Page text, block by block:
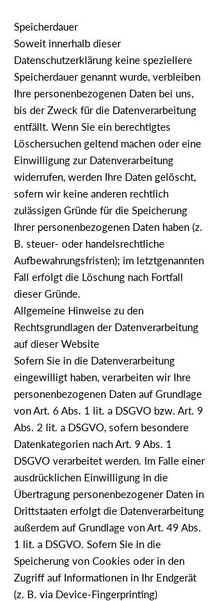
Speicherdauer
Soweit innerhalb dieser
Datenschutzerklärung keine speziellere
Speicherdauer genannt wurde, verbleiben
Ihre personenbezogenen Daten bei uns,
bis der Zweck für die Datenverarbeitung
entfällt. Wenn Sie ein berechtigtes
Löschersuchen geltend machen oder eine
Einwilligung zur Datenverarbeitung
widerrufen, werden Ihre Daten gelöscht,
sofern wir keine anderen rechtlich
zulässigen Gründe für die Speicherung
Ihrer personenbezogenen Daten haben (z.
B. steuer- oder handelsrechtliche
Aufbewahrungsfristen); im letztgenannten
Fall erfolgt die Löschung nach Fortfall
dieser Gründe.
Allgemeine Hinweise zu den
Rechtsgrundlagen der Datenverarbeitung
auf dieser Website
Sofern Sie in die Datenverarbeitung
eingewilligt haben, verarbeiten wir Ihre
personenbezogenen Daten auf Grundlage
von Art. 6 Abs. 1 lit. a DSGVO bzw. Art. 9
Abs. 2 lit. a DSGVO, sofern besondere
Datenkategorien nach Art. 9 Abs. 1
DSGVO verarbeitet werden. Im Falle einer
ausdrücklichen Einwilligung in die
Übertragung personenbezogener Daten in
Drittstaaten erfolgt die Datenverarbeitung
außerdem auf Grundlage von Art. 49 Abs.
1 lit. a DSGVO. Sofern Sie in die
Speicherung von Cookies oder in den
Zugriff auf Informationen in Ihr Endgerät
(z. B. via Device-Fingerprinting)